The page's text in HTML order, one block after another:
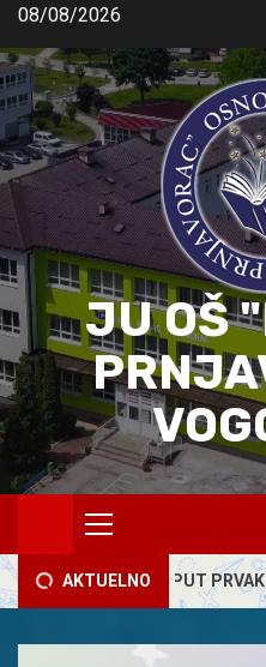
08/08/2026
JU OŠ
AKTUELNO
PO TREĆI PUT PRVAKINJA